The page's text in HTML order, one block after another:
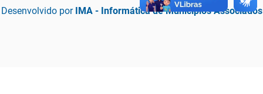
Desenvolvido por IMA - Informática de Municípios Associados